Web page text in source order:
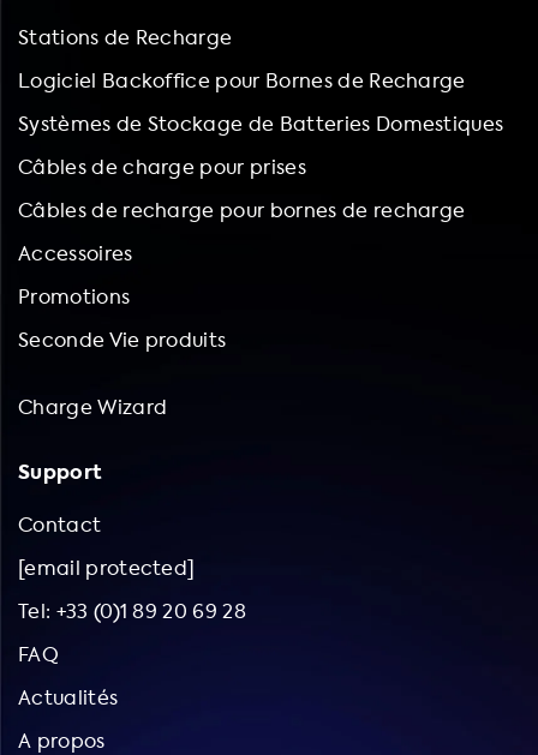
Stations de Recharge
Logiciel Backoffice pour Bornes de Recharge
Systèmes de Stockage de Batteries Domestiques
Câbles de charge pour prises
Câbles de recharge pour bornes de recharge
Accessoires
Promotions
Seconde Vie produits
Charge Wizard
Support
Contact
[email protected]
Tel: +33 (0)1 89 20 69 28
FAQ
Actualités
A propos